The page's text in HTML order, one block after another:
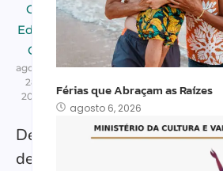
Cultura,
Educação
Outros
agosto
28,
2025
Depois
de
Férias que Abraçam as Raízes
agosto 6, 2026